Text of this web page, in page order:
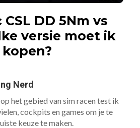
DD 5Nm vs
versie moet ik
kopen?
Nerd
het gebied van sim racen test ik
cockpits en games om je te
keuze te maken.